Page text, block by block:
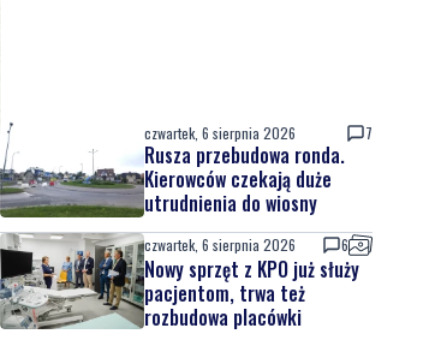
czwartek, 6 sierpnia 2026 7
Rusza przebudowa ronda.
Kierowców czekają duże
utrudnienia do wiosny
czwartek, 6 sierpnia 2026 6
Nowy sprzęt z KPO już służy
pacjentom, trwa też
rozbudowa placówki